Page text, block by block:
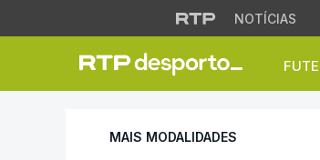
NOTÍCIAS
Conselho
MAIS MODALIDADES